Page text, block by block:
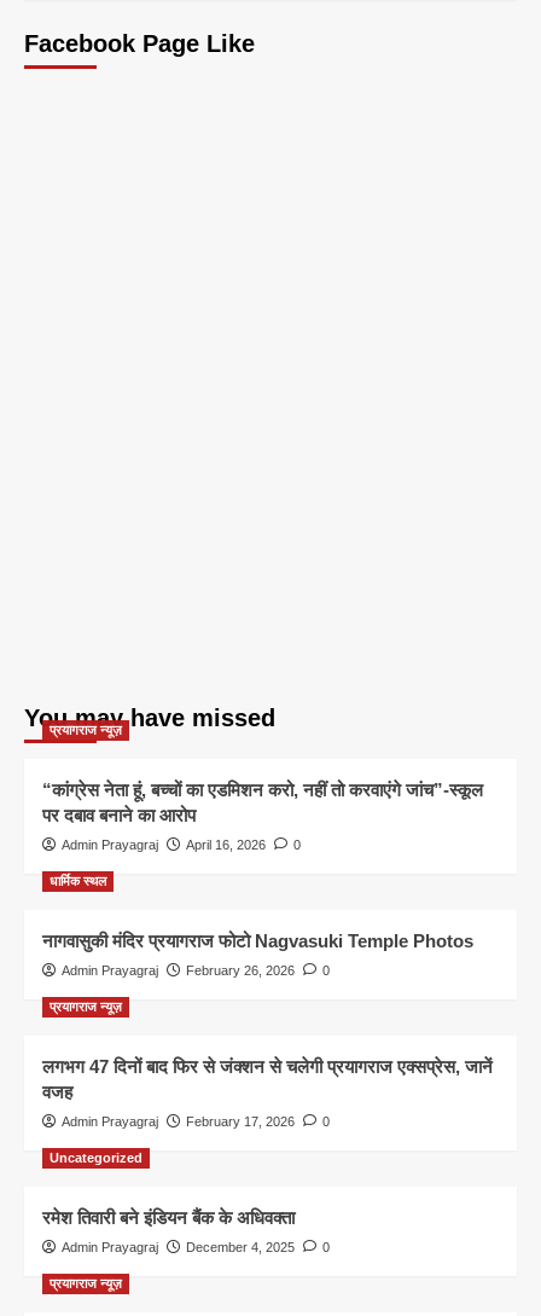
Facebook Page Like
You may have missed
प्रयागराज न्यूज़
“कांग्रेस नेता हूं, बच्चों का एडमिशन करो, नहीं तो करवाएंगे जांच”-स्कूल
पर दबाव बनाने का आरोप
Admin Prayagraj April 16, 2026 0
धार्मिक स्थल
नागवासुकी मंदिर प्रयागराज फोटो Nagvasuki Temple Photos
Admin Prayagraj February 26, 2026 0
प्रयागराज न्यूज़
लगभग 47 दिनों बाद फिर से जंक्शन से चलेगी प्रयागराज एक्सप्रेस, जानें
वजह
Admin Prayagraj February 17, 2026 0
Uncategorized
रमेश तिवारी बने इंडियन बैंक के अधिवक्ता
Admin Prayagraj December 4, 2025 0
प्रयागराज न्यूज़